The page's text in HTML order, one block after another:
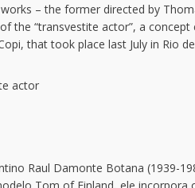
– the former directed by
the “transvestite actor”, a
that took place last July in Rio de
actor
Raul Damonte Botana (1939-